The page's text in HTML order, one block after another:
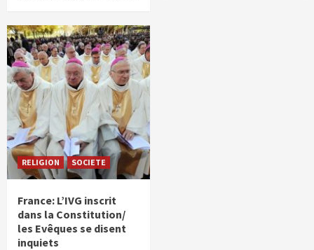
RELIGION SOCIETE
France: L’IVG inscrit
dans la Constitution/
les Evêques se disent
inquiets